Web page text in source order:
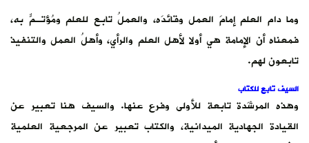
وما دام العلم إمامَ العمل وقائدَه، والعملُ تابع للعلم ومُؤتـمٌّ به،
فمعناه أن الإمامة هي أولا لأهل العلم والرأي، وأهلُ العمل والتنفيذ
تابعون لهم.
السيف تابع للكتاب
وهذه المرشَدة تابعة للأولى وفرع عنها. والسيف هنا تعبير عن
القيادة الجهادية الميدانية، والكتاب تعبير عن المرجعية العلمية